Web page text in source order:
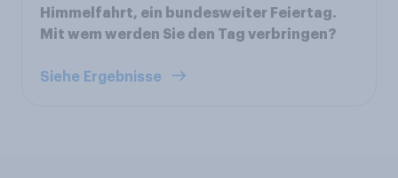
Himmelfahrt, ein bundesweiter Feiertag.
Mit wem werden Sie den Tag verbringen?
Siehe Ergebnisse